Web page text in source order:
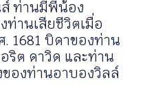
ท่านมีพี่น้อง
านเสียชีวิตเมื่อ
1681 บิดาของท่าน
ริต ดาวิด และท่าน
องท่านอาบองวิลล์